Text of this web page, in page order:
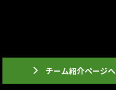
チーム紹介ページへ